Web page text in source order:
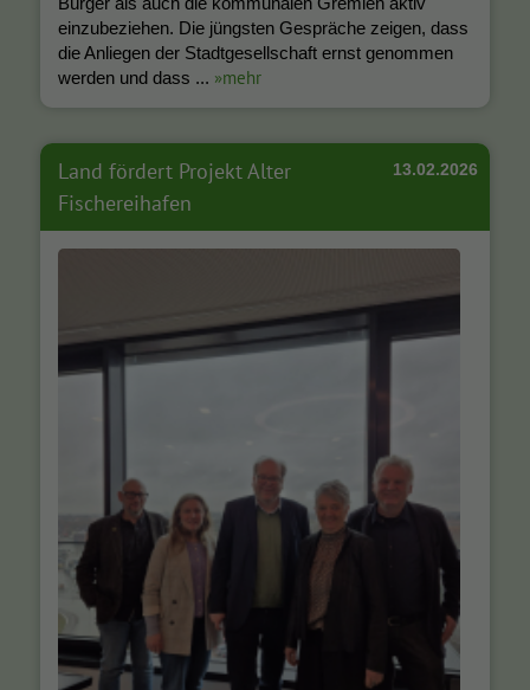
einzubeziehen. Die jüngsten Gespräche zeigen, dass
die Anliegen der Stadtgesellschaft ernst genommen
werden und dass ... »mehr
13.02.2026
Land fördert Projekt Alter
Fischereihafen